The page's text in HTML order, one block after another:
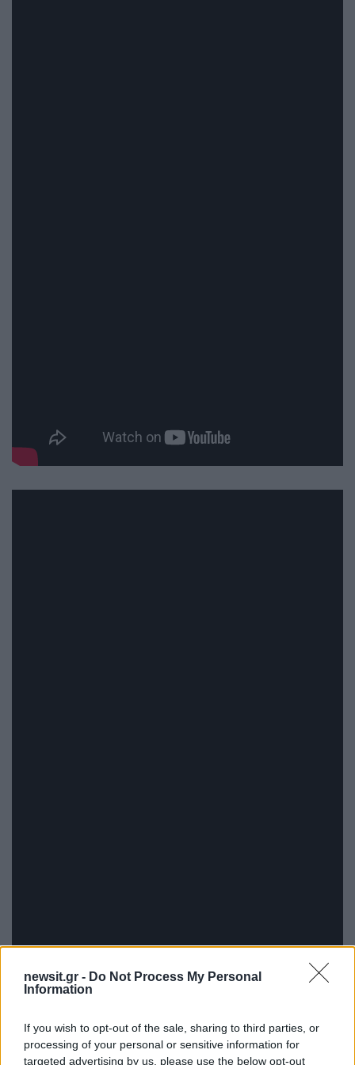
newsit.gr - Do Not Process My Personal
Information
If you wish to opt-out of the sale, sharing to third parties, or
processing of your personal or sensitive information for
targeted advertising by us, please use the below opt-out